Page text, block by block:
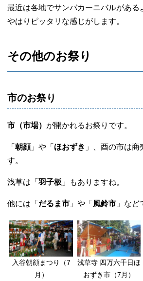
最近は各地でサンバカーニバルがある
やはりピッタリな感じがします。
その他のお祭り
市のお祭り
市（市場） が開かれるお祭りです。
「 朝顔」や「 ほおずき 」、酉の市は商
す。
浅草は「 羽子板 」もありますね。
他には「 だるま市 」や「 風鈴市 」など
入谷朝顔まつり（7
月）
浅草寺 四万六千日ほ
おずき市（7月）